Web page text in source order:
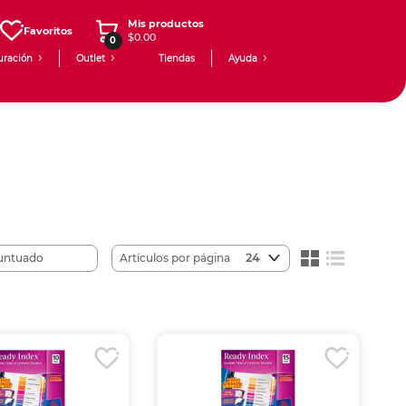
Favoritos
0
Mis productos
$0.00
Outlet Tiendas Ayuda
Artículos por página 24